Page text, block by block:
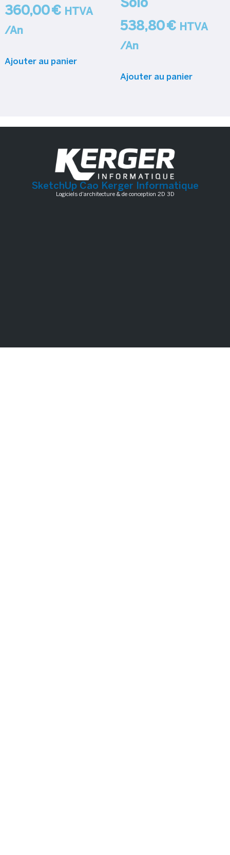
360,00€ HTVA
/An
Ajouter au panier
Solo
538,80€ HTVA
/An
Ajouter au panier
SketchUp Cao Kerger Informatique
Logiciels d'architecture & de conception 2D 3D